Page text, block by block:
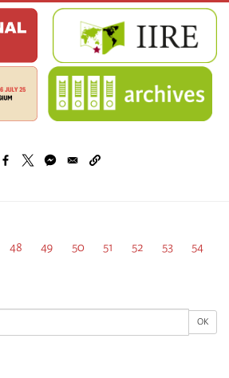
OK
Σελίδα
48 Σελίδα
49 Σελίδα
50 Σελίδα
51 Σελίδα
52 Σελίδα
53 Σελίδα
54